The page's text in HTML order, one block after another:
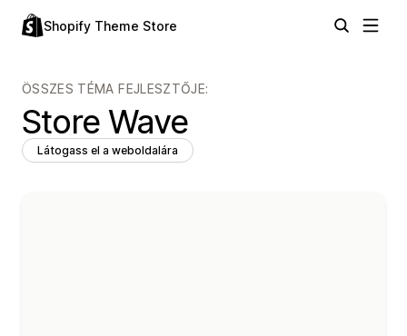
Shopify Theme Store
ÖSSZES TÉMA FEJLESZTŐJE:
Store Wave
Látogass el a weboldalára